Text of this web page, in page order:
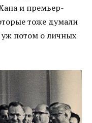
и премьер-
тоже думали
уж потом о личных